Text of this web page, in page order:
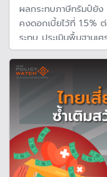
ผลกระทบภาษีทรัมป์ยัง
คงดอกเบี้ยไว้ที่ 1.5%
ระทบ ประเมินพื้นฐานเ
แรงหนุนจากท่องเที่ยว
ปี 68 และ 69 เหลือโต